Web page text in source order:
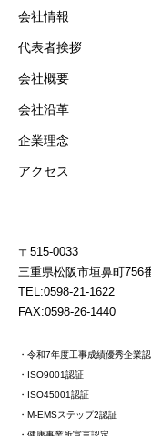
会社情報
代表者挨拶
会社概要
会社沿革
企業理念
アクセス
〒515-0033
三重県松阪市垣鼻町756
TEL:0598-21-1622
FAX:0598-26-1440
・令和7年度工事成績優秀企業
・ISO9001認証
・ISO45001認証
・M-EMSステップ2認証